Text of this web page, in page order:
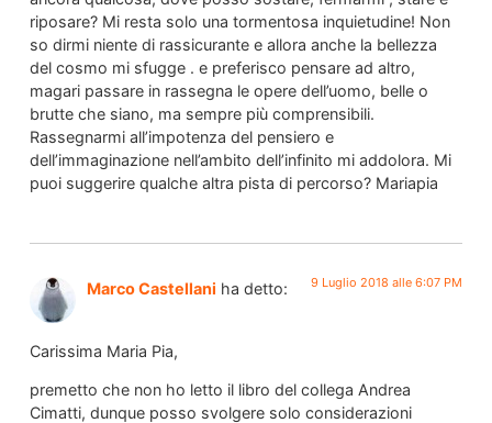
riposare? Mi resta solo una tormentosa inquietudine! Non
so dirmi niente di rassicurante e allora anche la bellezza
del cosmo mi sfugge . e preferisco pensare ad altro,
magari passare in rassegna le opere dell’uomo, belle o
brutte che siano, ma sempre più comprensibili.
Rassegnarmi all’impotenza del pensiero e
dell’immaginazione nell’ambito dell’infinito mi addolora. Mi
puoi suggerire qualche altra pista di percorso? Mariapia
Marco Castellani ha detto: 9 Luglio 2018 alle 6:07 PM
Carissima Maria Pia,
premetto che non ho letto il libro del collega Andrea
Cimatti, dunque posso svolgere solo considerazioni